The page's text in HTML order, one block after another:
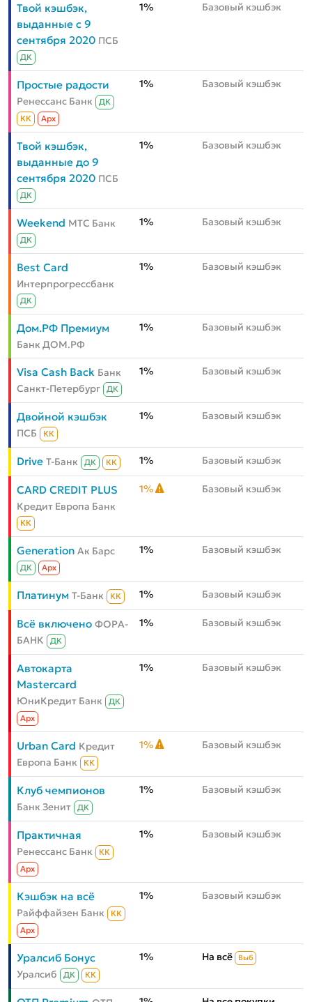
Твой кэшбэк,
выданные с 9
сентября 2020 ПСБ
ДК
1% Базовый кэшбэк
Простые радости
Ренессанс Банк
ДК
КК
Aрх
1% Базовый кэшбэк
Твой кэшбэк,
выданные до 9
сентября 2020 ПСБ
ДК
1% Базовый кэшбэк
Weekend МТС Банк
ДК
1% Базовый кэшбэк
Best Card
Интерпрогрессбанк
ДК
1% Базовый кэшбэк
Дом.РФ Премиум
Банк ДОМ.РФ
1% Базовый кэшбэк
Visa Cash Back Банк
Санкт-Петербург
ДК
1% Базовый кэшбэк
Двойной кэшбэк
ПСБ КК
1% Базовый кэшбэк
Drive Т-Банк ДК КК 1% Базовый кэшбэк
CARD CREDIT PLUS
Кредит Европа Банк
КК
1% Базовый кэшбэк
Generation Ак Барс
ДК Aрх
1% Базовый кэшбэк
Платинум Т-Банк КК 1% Базовый кэшбэк
Всё включено ФОРА-
БАНК
ДК
1% Базовый кэшбэк
Автокарта
Mastercard
ЮниКредит Банк
ДК
Aрх
1% Базовый кэшбэк
Urban Card Кредит
Европа Банк
КК
1% Базовый кэшбэк
Клуб чемпионов
Банк Зенит ДК
1% Базовый кэшбэк
Практичная
Ренессанс Банк
КК
Aрх
1% Базовый кэшбэк
Кэшбэк на всё
Райффайзен Банк
КК
Aрх
1% Базовый кэшбэк
Уралсиб Бонус
Уралсиб ДК КК
1% На всё Выб